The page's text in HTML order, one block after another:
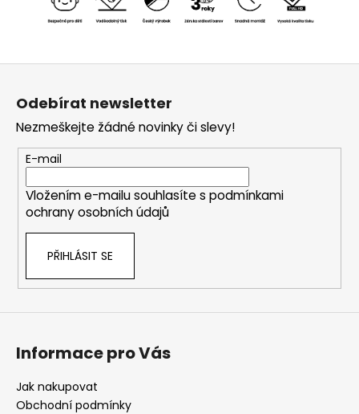
Z
Odebírat newsletter
Nezmeškejte žádné novinky či slevy!
E-mail
Vložením e-mailu souhlasíte s podmínkami
ochrany osobních údajů
PŘIHLÁSIT SE
Informace pro Vás
Jak nakupovat
Obchodní podmínky